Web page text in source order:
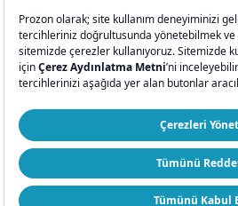
Copyright © 2026 – Prozon.
Prozon Kurumsal Teknoloji
Şirketi,Proventus
tescilli markası ve teknoloji
ISO 9001:2015 ISO/IEC